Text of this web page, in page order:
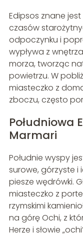
Edipsos znane
czasów
odpoczynku i
wypływa z
morza, tworząc
powietrzu. W
miasteczko z
zboczu, często
Południowa
Marmari
Południe wyspy
surowe, górzyste
piesze wędrówki.
miasteczko z
rzymskimi
na górę Ochi, z
Herze i słowie